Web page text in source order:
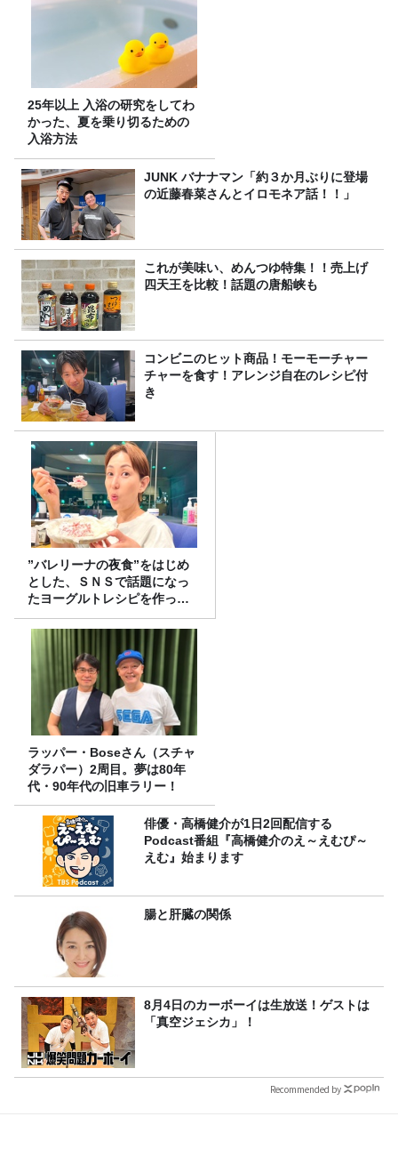
25年以上 入浴の研究をしてわ
かった、夏を乗り切るための
入浴方法
JUNK バナナマン「約３か月ぶりに登場
の近藤春菜さんとイロモネア話！！」
これが美味い、めんつゆ特集！！売上げ
四天王を比較！話題の唐船峡も
コンビニのヒット商品！モーモーチャー
チャーを食す！アレンジ自在のレシピ付
き
”バレリーナの夜食”をはじめ
とした、ＳＮＳで話題になっ
たヨーグルトレシピを作って
みた！
ラッパー・Boseさん（スチャ
ダラパー）2周目。夢は80年
代・90年代の旧車ラリー！
俳優・高橋健介が1日2回配信する
Podcast番組『高橋健介のえ～えむぴ～
えむ』始まります
腸と肝臓の関係
8月4日のカーボーイは生放送！ゲストは
「真空ジェシカ」！
Recommended by